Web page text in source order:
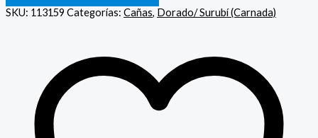
SKU: 113159 Categorías: Cañas, Dorado/ Surubí (Carnada)